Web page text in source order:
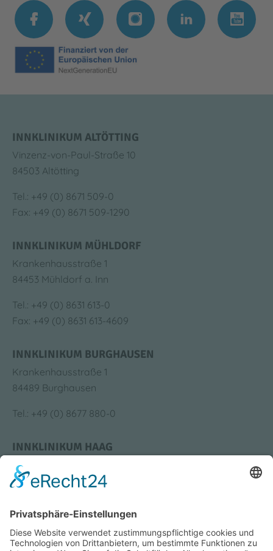
INNKLINIKUM ALTÖTTING
Vinzenz-von-Paul-Straße 10
84503 Altötting
Tel.: +49 (0) 8671 509-0
Fax: +49 (0) 8671 509-1290
INNKLINIKUM MÜHLDORF
Krankenhausstraße 1
84453 Mühldorf a. Inn
Tel.: +49 (0) 8631 613-0
Fax: +49 (0) 8631 613-4609
INNKLINIKUM BURGHAUSEN
Krankenhausstraße 1
84489 Burghausen
Tel.: +49 (0) 8677 880-0
INNKLINIKUM HAAG
Krankenhausstraße 4
83527 Haag i. OB